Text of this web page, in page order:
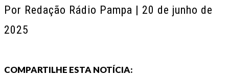
Por Redação Rádio Pampa | 20 de junho de
2025
COMPARTILHE ESTA NOTÍCIA: